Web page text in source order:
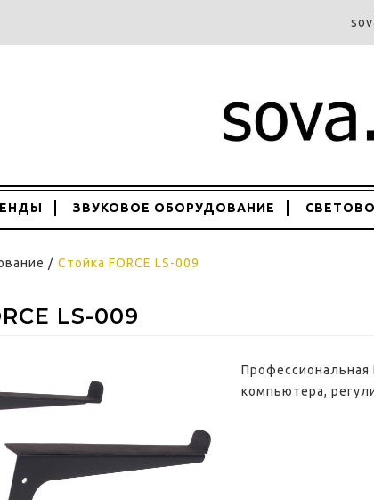
ЗВУКОВОЕ ОБОРУДОВАНИЕ
/ Стойка FORCE LS-009
LS-009
Профессиональная
компьютера,